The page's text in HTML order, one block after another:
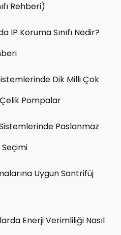
Rehberi)
IP Koruma Sınıfı Nedir?
Dik Milli Çok
Pompalar
Paslanmaz
Uygun Santrifüj
Enerji Verimliliği Nasıl